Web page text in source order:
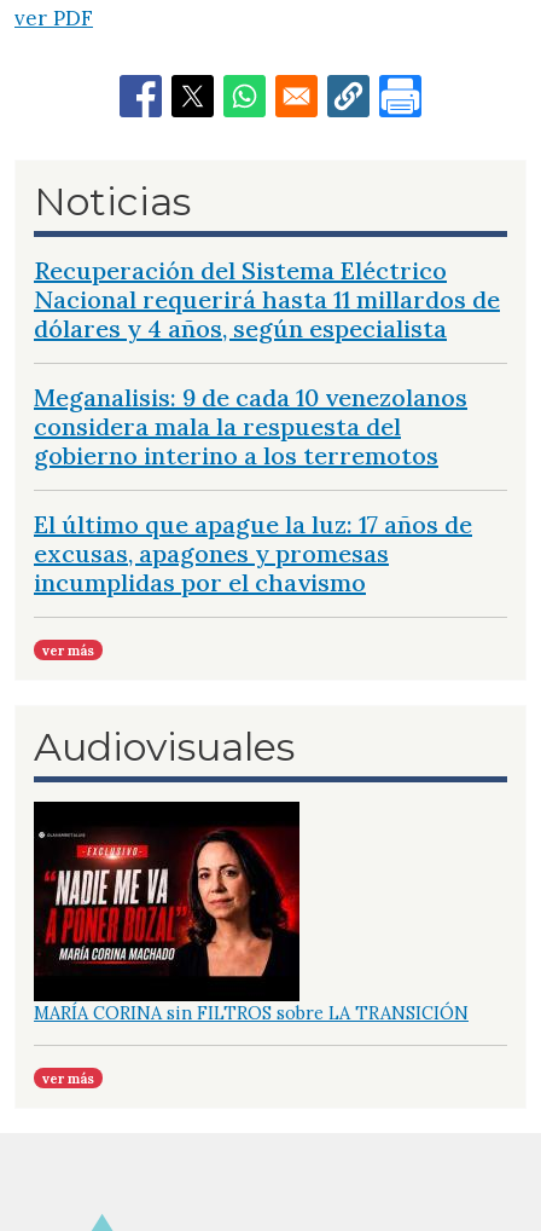
ver PDF
Noticias
Recuperación del Sistema Eléctrico
Nacional requerirá hasta 11 millardos de
dólares y 4 años, según especialista
Meganalisis: 9 de cada 10 venezolanos
considera mala la respuesta del
gobierno interino a los terremotos
El último que apague la luz: 17 años de
excusas, apagones y promesas
incumplidas por el chavismo
ver más
Audiovisuales
MARÍA CORINA sin FILTROS sobre LA TRANSICIÓN
ver más